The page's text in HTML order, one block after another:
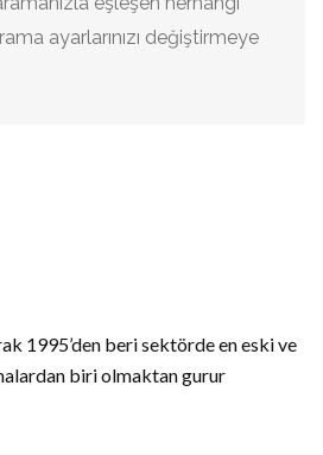
ayarlarınızı değiştirmeye
1995’den beri sektörde en eski ve
biri olmaktan gurur